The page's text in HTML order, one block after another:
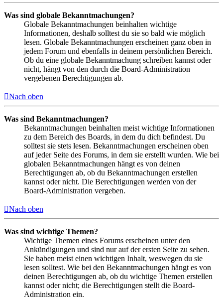
Was sind globale Bekanntmachungen?
Globale Bekanntmachungen beinhalten wichtige
Informationen, deshalb solltest du sie so bald wie möglich
lesen. Globale Bekanntmachungen erscheinen ganz oben in
jedem Forum und ebenfalls in deinem persönlichen Bereich.
Ob du eine globale Bekanntmachung schreiben kannst oder
nicht, hängt von den durch die Board-Administration
vergebenen Berechtigungen ab.
Nach oben
Was sind Bekanntmachungen?
Bekanntmachungen beinhalten meist wichtige Informationen
zu dem Bereich des Boards, in dem du dich befindest. Du
solltest sie stets lesen. Bekanntmachungen erscheinen oben
auf jeder Seite des Forums, in dem sie erstellt wurden. Wie bei
globalen Bekanntmachungen hängt es von deinen
Berechtigungen ab, ob du Bekanntmachungen erstellen
kannst oder nicht. Die Berechtigungen werden von der
Board-Administration vergeben.
Nach oben
Was sind wichtige Themen?
Wichtige Themen eines Forums erscheinen unter den
Ankündigungen und sind nur auf der ersten Seite zu sehen.
Sie haben meist einen wichtigen Inhalt, weswegen du sie
lesen solltest. Wie bei den Bekanntmachungen hängt es von
deinen Berechtigungen ab, ob du wichtige Themen erstellen
kannst oder nicht; die Berechtigungen stellt die Board-
Administration ein.